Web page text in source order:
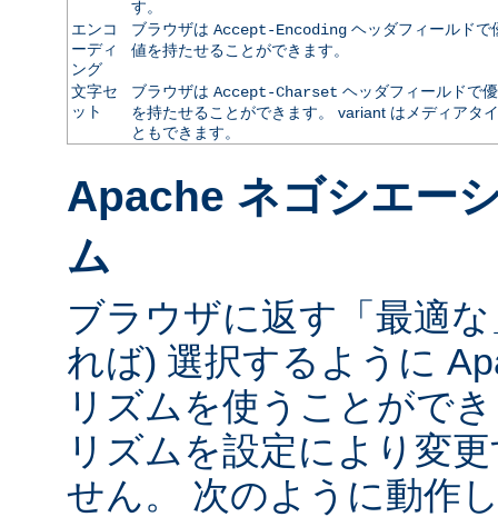
す。
エンコ
ーディ
ング
ブラウザは Accept-Encodingヘッダフィールドで
値を持たせることができます。
文字セ
ット
ブラウザは Accept-Charset ヘッダフィールドで
を持たせることができます。 variant はメディアタ
ともできます。
Apache ネゴシエー
ム
ブラウザに返す「最適
れば) 選択するように
リズムを使うことがで
リズムを設定により変
せん。 次のように動作